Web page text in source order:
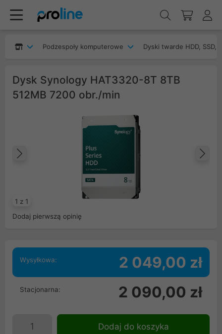
Podzespoły komputerowe Dyski twarde HDD, SSD,
Dysk Synology HAT3320-8T 8TB
512MB 7200 obr./min
1 z 1
Poprzedni
Dodaj pierwszą opinię
Wysyłkowa: 2 049,00 zł
Stacjonarna: 2 090,00 zł
Dodaj do koszyka